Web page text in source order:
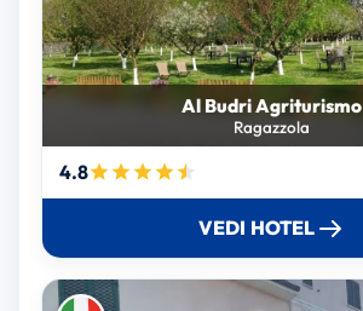
Al Budri Agriturismo
Ragazzola
4.8
VEDI HOTEL